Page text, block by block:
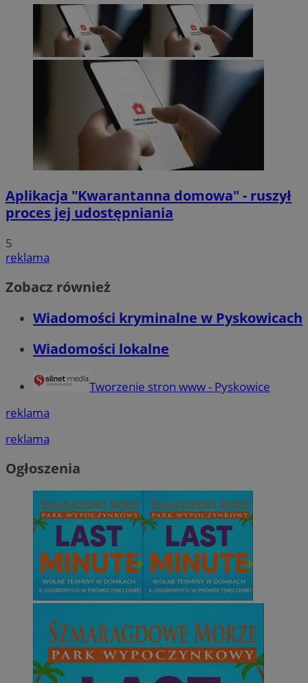
Aplikacja "Kwarantanna domowa" - ruszył
proces jej udostępniania
5
reklama
Zobacz również
Wiadomości kryminalne w Pyskowicach
Wiadomości lokalne
Tworzenie stron www - Pyskowice
reklama
reklama
Ogłoszenia